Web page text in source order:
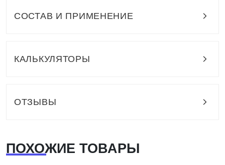
СОСТАВ И ПРИМЕНЕНИЕ
КАЛЬКУЛЯТОРЫ
ОТЗЫВЫ
ПОХОЖИЕ ТОВАРЫ